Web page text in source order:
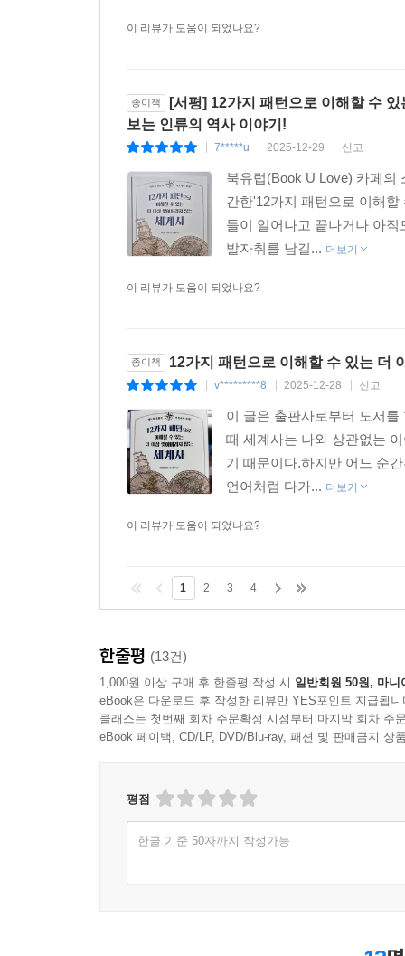
이 리뷰가 도움이 되었나요?
종이책
[서평] 12가지 패턴으로 이해할 수
보는 인류의 역사 이야기!
7*****u 2025-12-29 신고
북유럽(Book U Love) 카페의
간한'12가지 패턴으로 이해
들이 일어나고 끝나거나 아
발자취를 남길... 더보기
이 리뷰가 도움이 되었나요?
종이책 12가지 패턴으로 이해할 수 있는 더
v*********8 2025-12-28 신고
이 글은 출판사로부터 도서
때 세계사는 나와 상관없는
기 때문이다.하지만 어느 순
언어처럼 다가... 더보기
이 리뷰가 도움이 되었나요?
1 2 3 4
한줄평 (13건)
1,000원 이상 구매 후 한줄평 작성 시 일반회원 50원, 마니
eBook은 다운로드 후 작성한 리뷰만 YES포인트 지급됩니
클래스는 첫번째 회차 주문확정 시점부터 마지막 회차 주
eBook 페이백, CD/LP, DVD/Blu-ray, 패션 및 판매금지 상
평점
한글 기준 50자까지 작성가능